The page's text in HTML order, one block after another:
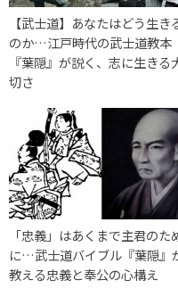
【武士道】あなたはどう生き
のか…江戸時代の武士道教本
『葉隠』が説く、志に生きる
切さ
「忠義」はあくまで主君のた
に…武士道バイブル『葉隠』
教える忠義と奉公の心構え